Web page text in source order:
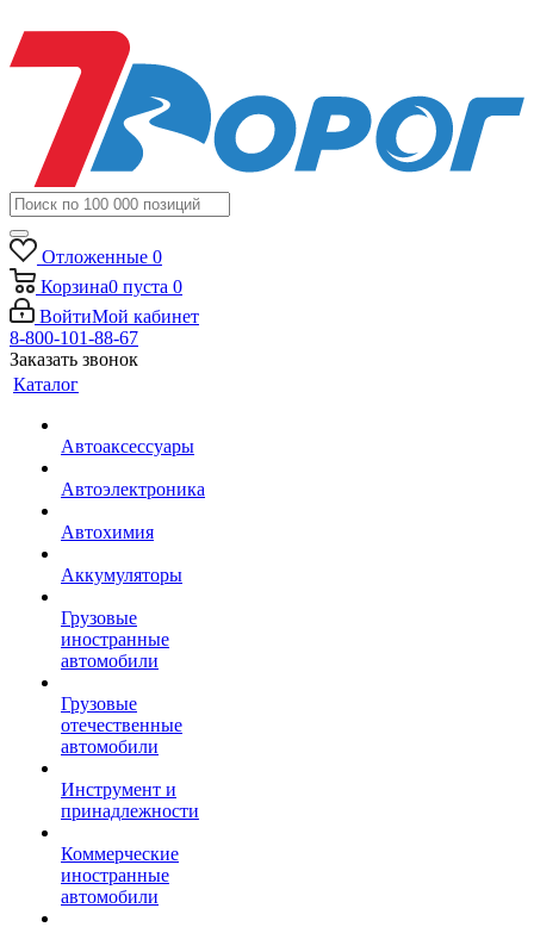
Отложенные 0
Корзина0 пуста 0
ВойтиМой кабинет
8-800-101-88-67
Заказать звонок
Каталог
Автоаксессуары
Автоэлектроника
Автохимия
Аккумуляторы
Грузовые
иностранные
автомобили
Грузовые
отечественные
автомобили
Инструмент и
принадлежности
Коммерческие
иностранные
автомобили